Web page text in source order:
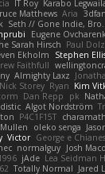
IT Roy Karabo
Matthews Aria 3dfan
Seth // Gone Indie,
Eugene
Sarah Hirsch Paul
Ekholm Stephen
Faithfull
Almighty Laxz
Nick Storey Ryan Kim
Dan Repp pk
Algot Nordström
P4C1F15T charamath
oleko senga
Victor George e
normalguy Josh
jAde Lea Seidman
Totally Normal Jared